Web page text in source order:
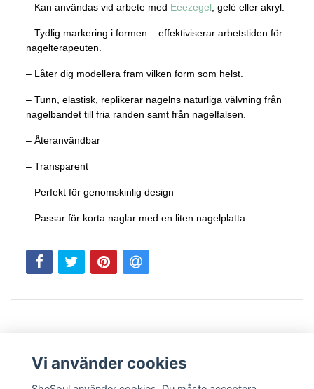
– Kan användas vid arbete med Eeezegel , gelé eller akryl.
– Tydlig markering i formen – effektiviserar arbetstiden för
nagelterapeuten.
– Låter dig modellera fram vilken form som helst.
– Tunn, elastisk, replikerar nagelns naturliga välvning från
nagelbandet till fria randen samt från nagelfalsen.
– Återanvändbar
– Transparent
– Perfekt för genomskinlig design
– Passar för korta naglar med en liten nagelplatta
Vi använder cookies